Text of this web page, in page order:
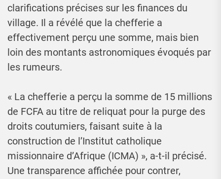
clarifications précises sur les finances du
village. Il a révélé que la chefferie a
effectivement perçu une somme, mais bien
loin des montants astronomiques évoqués par
les rumeurs.
« La chefferie a perçu la somme de 15 millions
de FCFA au titre de reliquat pour la purge des
droits coutumiers, faisant suite à la
construction de l’Institut catholique
missionnaire d’Afrique (ICMA) », a-t-il précisé.
Une transparence affichée pour contrer,